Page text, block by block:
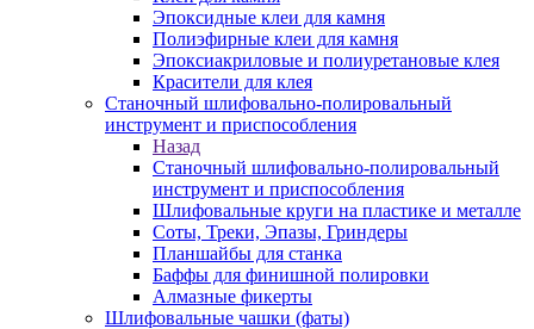
Эпоксидные клеи для камня
Полиэфирные клеи для камня
Эпоксиакриловые и полиуретановые клея
Красители для клея
Станочный шлифовально-полировальный
инструмент и приспособления
Назад
Станочный шлифовально-полировальный
инструмент и приспособления
Шлифовальные круги на пластике и металле
Соты, Треки, Эпазы, Гриндеры
Планшайбы для станка
Баффы для финишной полировки
Алмазные фикерты
Шлифовальные чашки (фаты)